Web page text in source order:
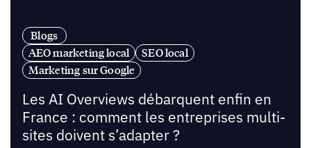
Blogs
AEO marketing local
SEO local
Marketing sur Google
Les AI Overviews débarquent enfin en
France : comment les entreprises multi-
sites doivent s’adapter ?